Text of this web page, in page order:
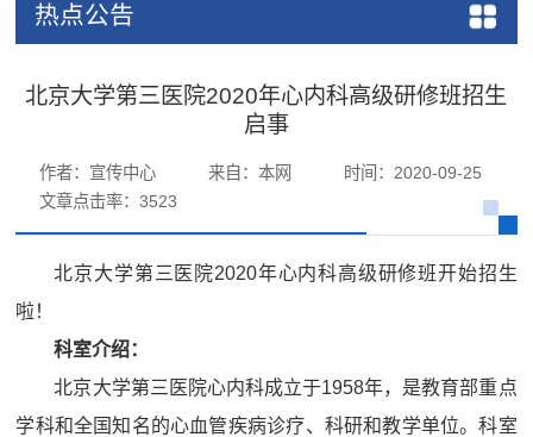
热点公告
北京大学第三医院2020年心内科高级研修班招生
启事
作者：宣传中心 来自：本网
时间：2020-09-25
文章点击率：3523
北京大学第三医院2020年心内科高级研修班开始招生
啦！
科室介绍：
北京大学第三医院心内科成立于1958年，是教育部重点
学科和全国知名的心血管疾病诊疗、科研和教学单位。科室